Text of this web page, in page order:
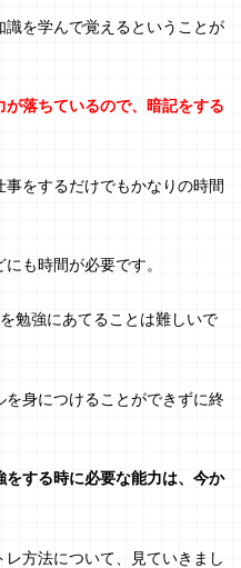
を学んで覚えるということが
落ちているので、暗記をする
をするだけでもかなりの時間
も時間が必要です。
勉強にあてることは難しいで
身につけることができずに終
をする時に必要な能力は、今か
方法について、見ていきまし